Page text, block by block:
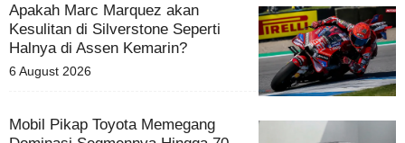
Apakah Marc Marquez akan
Kesulitan di Silverstone Seperti
Halnya di Assen Kemarin?
6 August 2026
Mobil Pikap Toyota Memegang